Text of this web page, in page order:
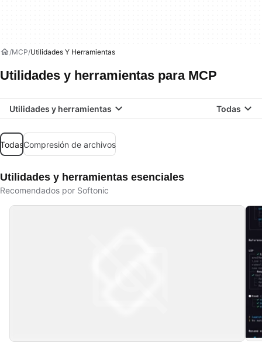
MCP Utilidades Y Herramientas
Utilidades y herramientas para MCP
Utilidades y herramientas Todas
TodasCompresión de archivos
Utilidades y herramientas esenciales
Recomendados por Softonic